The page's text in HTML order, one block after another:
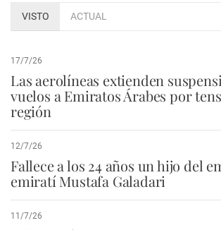
VISTO ACTUAL
17/7/26
Las aerolíneas extienden
vuelos a Emiratos Árabes por
región
12/7/26
Fallece a los 24 años un hijo del
emiratí Mustafa Galadari
11/7/26